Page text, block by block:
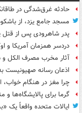
حادثه غرق‌شدگی در طاقانک ۲ قربانی
مسجد جامع یزد، از
پدر شاهرودی پس از
دردسر همزمان آمریکا و
آثار مخرب مصرف الکل و
اذعان رسانه صهیونیست
چرا مغز در هنگام خواب،
گرما برای پالایشگاه‌ها و
ایالات متحده واقعاً یک